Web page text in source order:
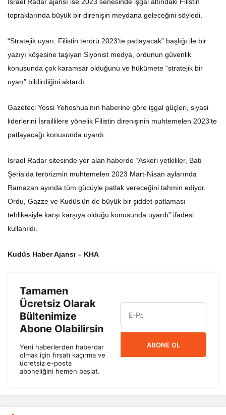
topraklarında büyük bir direnişin meydana geleceğini söyledi.
“Stratejik uyarı: Filistin terörü 2023’te patlayacak” başlığı ile bir
yazıyı köşesine taşıyan Siyonist medya, ordunun güvenlik
konusunda çok karamsar olduğunu ve hükümete “stratejik bir
uyarı” bildirdiğini aktardı.
Gazeteci Yossi Yehoshua’nın haberine göre işgal güçleri, siyasi
liderlerini İsraillilere yönelik Filistin direnişinin muhtemelen 2023’te
patlayacağı konusunda uyardı.
Israel Radar sitesinde yer alan haberde “Askeri yetkililer, Batı
Şeria’da terörizmin muhtemelen 2023 Mart-Nisan aylarında
Ramazan ayında tüm gücüyle patlak vereceğini tahmin ediyor.
Ordu, Gazze ve Kudüs’ün de büyük bir şiddet patlaması
tehlikesiyle karşı karşıya olduğu konusunda uyardı” ifadesi
kullanıldı.
Kudüs Haber Ajansı – KHA
Tamamen
Ücretsiz Olarak
Bültenimize
Abone Olabilirsin
Yeni haberlerden haberdar
olmak için fırsatı kaçırma ve
ücretsiz e-posta
aboneliğini hemen başlat.
ABONE OL